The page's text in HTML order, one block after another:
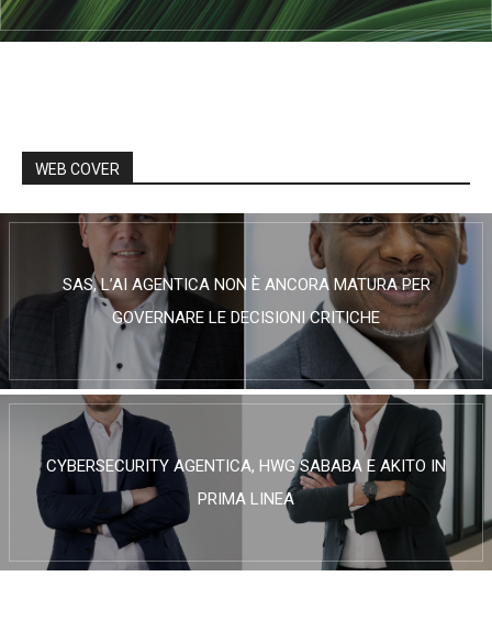
WEB COVER
SAS, L’AI AGENTICA NON È ANCORA MATURA PER
GOVERNARE LE DECISIONI CRITICHE
CYBERSECURITY AGENTICA, HWG SABABA E AKITO IN
PRIMA LINEA